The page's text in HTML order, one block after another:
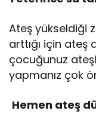
Ateş yükseldiği
arttığı için ateş
çocuğunuz
yapmanız çok
Hemen ateş